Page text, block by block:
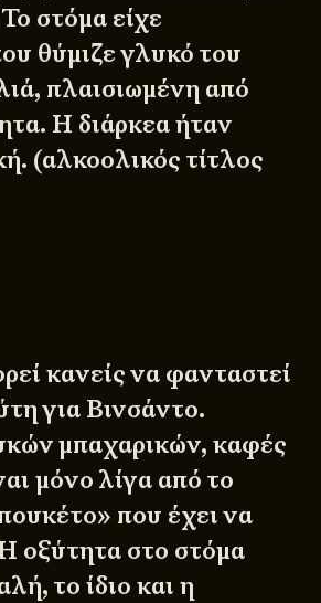
στόμα είχε
θύμιζε γλυκό του
πλαισιωμένη από
Η διάρκεα ήταν
(αλκοολικός τίτλος
κανείς να φανταστεί
για Βινσάντο.
μπαχαρικών, καφές
μόνο λίγα από το
που έχει να
οξύτητα στο στόμα
το ίδιο και η